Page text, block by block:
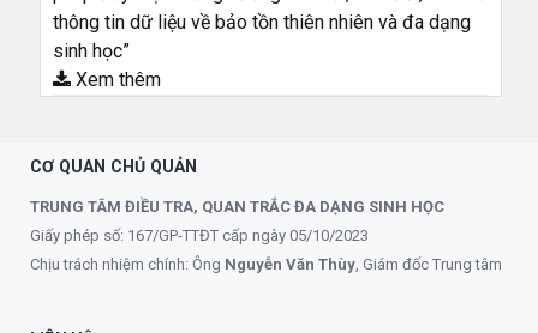
thông tin dữ liệu về bảo tồn thiên nhiên và đa dạng
sinh học”
Xem thêm
CƠ QUAN CHỦ QUẢN
TRUNG TÂM ĐIỀU TRA, QUAN TRẮC ĐA DẠNG SINH HỌC
Giấy phép số: 167/GP-TTĐT cấp ngày 05/10/2023
Chịu trách nhiệm chính: Ông Nguyễn Văn Thùy, Giám đốc Trung tâm